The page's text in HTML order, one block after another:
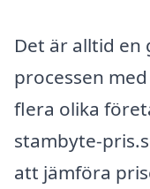
Det är alltid en
processen
flera olika
stambyte-
att jämföra